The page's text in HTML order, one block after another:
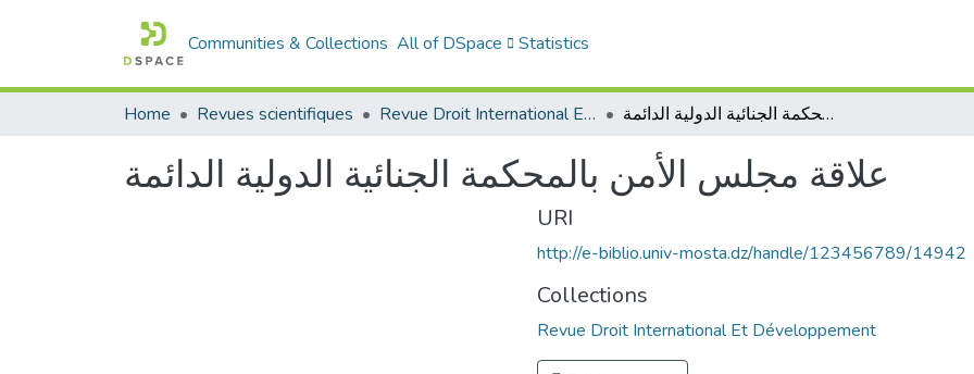
Communities & Collections All of DSpace Statistics
Home Revues scientifiques Revue Droit International Et Développement علاقة مجلس الأمن بالمحكمة الجنائية الدولية الدائمة
علاقة مجلس الأمن بالمحكمة الجنائية الدولية الدائمة
URI
http://e-biblio.univ-mosta.dz/handle/123456789/14942
Collections
Revue Droit International Et Développement